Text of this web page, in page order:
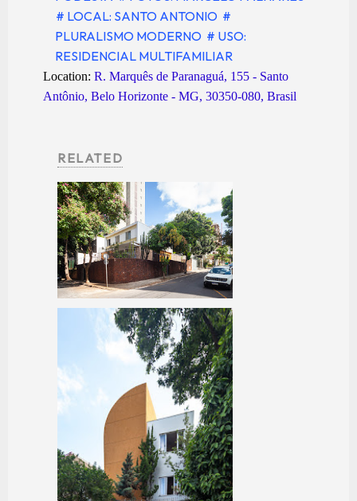
# LOCAL: SANTO ANTONIO #
PLURALISMO MODERNO # USO:
RESIDENCIAL MULTIFAMILIAR
Location: R. Marquês de Paranaguá, 155 - Santo
Antônio, Belo Horizonte - MG, 30350-080, Brasil
RELATED